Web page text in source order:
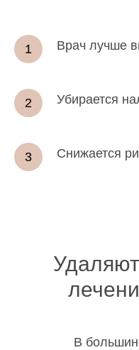
Врач лучше
Убирается
Снижается
В